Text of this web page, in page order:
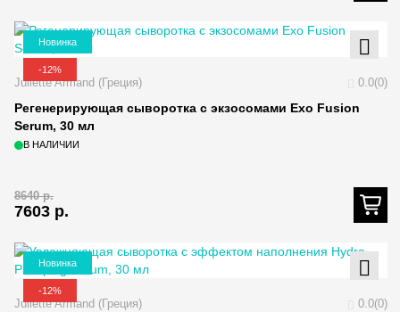
Новинка
-12%
Juliette Armand (Греция) 0.0(0)
Регенерирующая сыворотка с экзосомами Exo Fusion
Serum, 30 мл
В НАЛИЧИИ
7603 р.
8640 р.
Новинка
-12%
Juliette Armand (Греция) 0.0(0)